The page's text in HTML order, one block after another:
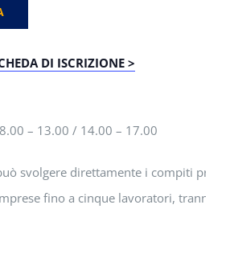
DI ISCRIZIONE >
– 13.00 / 14.00 – 17.00
svolgere direttamente i compiti
fino a cinque lavoratori, tranne i